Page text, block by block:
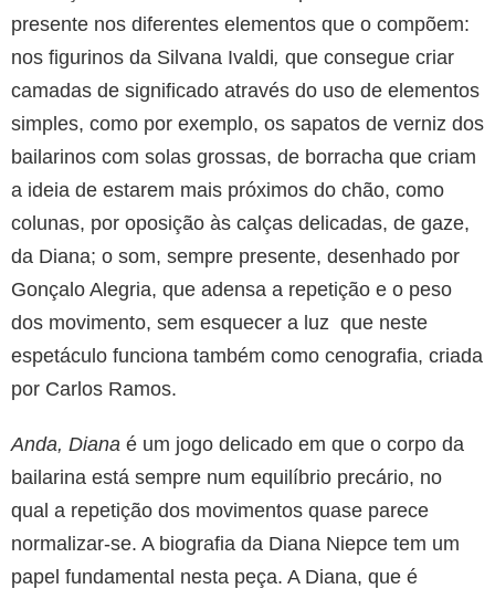
presente nos diferentes elementos que o compõem:
nos figurinos da Silvana Ivaldi, que consegue criar
camadas de significado através do uso de elementos
simples, como por exemplo, os sapatos de verniz dos
bailarinos com solas grossas, de borracha que criam
a ideia de estarem mais próximos do chão, como
colunas, por oposição às calças delicadas, de gaze,
da Diana; o som, sempre presente, desenhado por
Gonçalo Alegria, que adensa a repetição e o peso
dos movimento, sem esquecer a luz que neste
espetáculo funciona também como cenografia, criada
por Carlos Ramos.
Anda, Diana é um jogo delicado em que o corpo da
bailarina está sempre num equilíbrio precário, no
qual a repetição dos movimentos quase parece
normalizar-se. A biografia da Diana Niepce tem um
papel fundamental nesta peça. A Diana, que é